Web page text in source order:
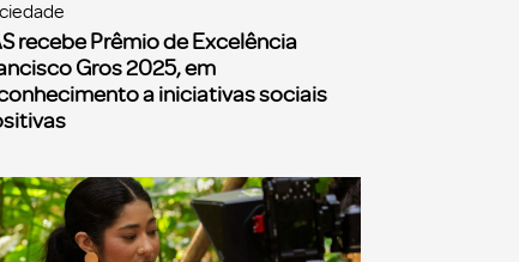
recebe Prêmio de Excelência
Gros 2025, em
a iniciativas sociais